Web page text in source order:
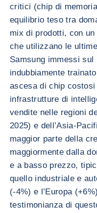
critici (chip di
equilibrio teso tra
mix di prodotti, con
che utilizzano le
Samsung immessi sul
indubbiamente
ascesa di chip
infrastrutture di
vendite nelle regioni
2025) e dell’Asia-
maggior parte della
maggiormente dalla
e a basso prezzo,
quello industriale e
(-4%) e l’Europa
testimonianza di